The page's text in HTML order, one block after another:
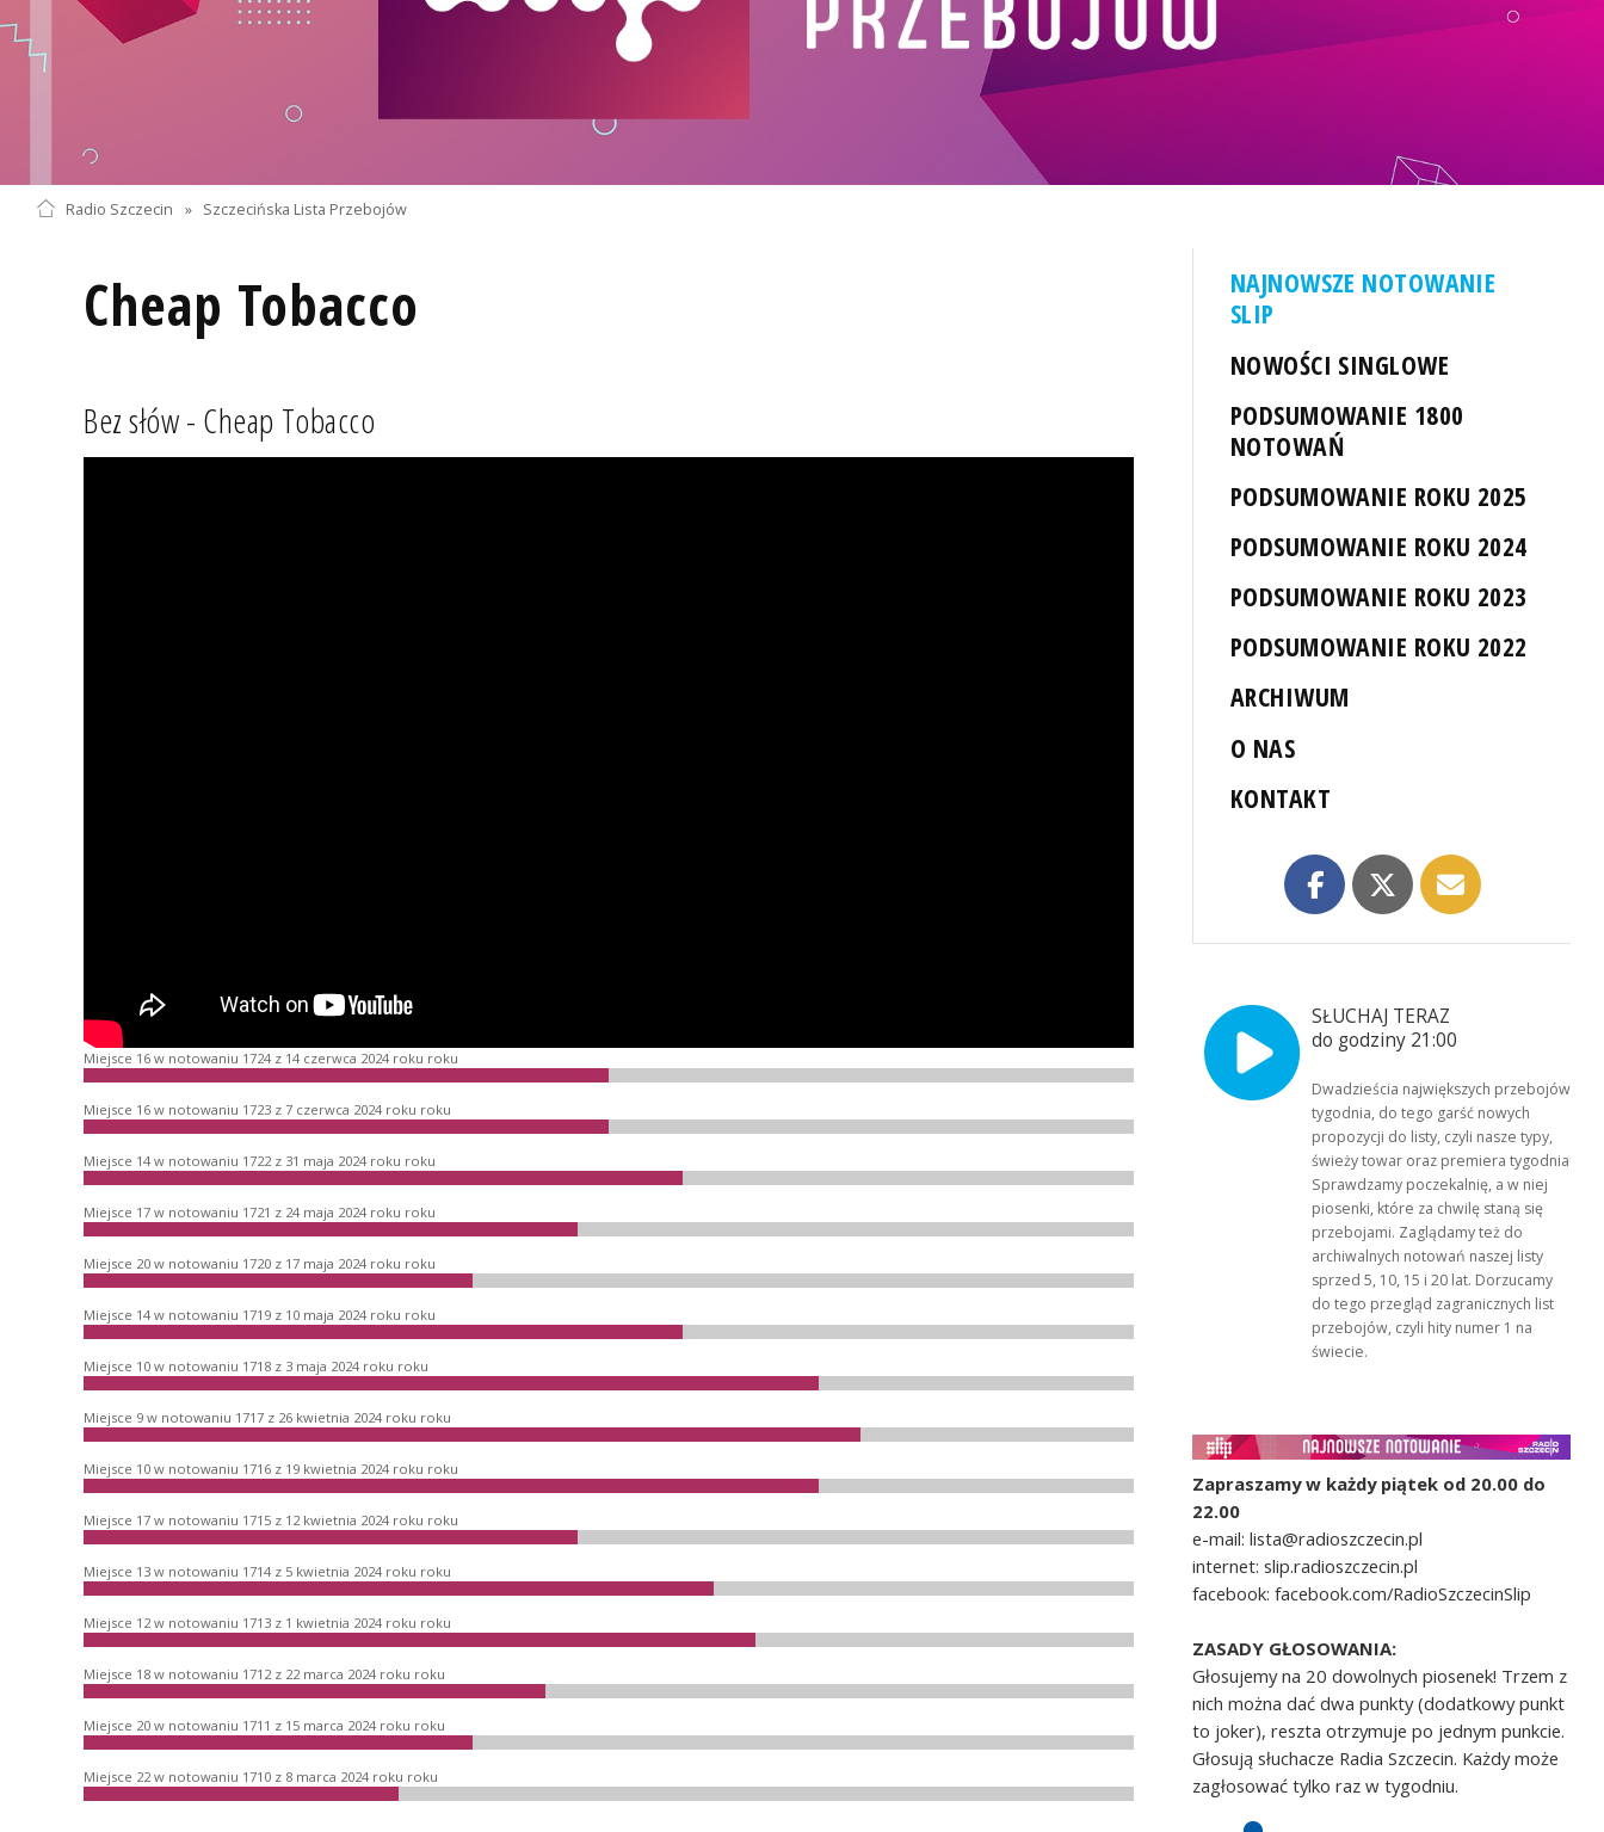
Radio Szczecin » Szczecińska Lista Przebojów
Cheap Tobacco
Bez słów - Cheap Tobacco
Miejsce 16 w notowaniu 1724 z 14 czerwca 2024 roku roku
Miejsce 16 w notowaniu 1723 z 7 czerwca 2024 roku roku
Miejsce 14 w notowaniu 1722 z 31 maja 2024 roku roku
Miejsce 17 w notowaniu 1721 z 24 maja 2024 roku roku
Miejsce 20 w notowaniu 1720 z 17 maja 2024 roku roku
Miejsce 14 w notowaniu 1719 z 10 maja 2024 roku roku
Miejsce 10 w notowaniu 1718 z 3 maja 2024 roku roku
Miejsce 9 w notowaniu 1717 z 26 kwietnia 2024 roku roku
Miejsce 10 w notowaniu 1716 z 19 kwietnia 2024 roku roku
Miejsce 17 w notowaniu 1715 z 12 kwietnia 2024 roku roku
Miejsce 13 w notowaniu 1714 z 5 kwietnia 2024 roku roku
Miejsce 12 w notowaniu 1713 z 1 kwietnia 2024 roku roku
Miejsce 18 w notowaniu 1712 z 22 marca 2024 roku roku
Miejsce 20 w notowaniu 1711 z 15 marca 2024 roku roku
Miejsce 22 w notowaniu 1710 z 8 marca 2024 roku roku
NAJNOWSZE NOTOWANIE
SLIP
NOWOŚCI SINGLOWE
PODSUMOWANIE 1800
NOTOWAŃ
PODSUMOWANIE ROKU 2025
PODSUMOWANIE ROKU 2024
PODSUMOWANIE ROKU 2023
PODSUMOWANIE ROKU 2022
ARCHIWUM
O NAS
KONTAKT
SŁUCHAJ TERAZ
do godziny 21:00
Dwadzieścia największych przebojów
tygodnia, do tego garść nowych
propozycji do listy, czyli nasze typy,
świeży towar oraz premiera tygodnia!
Sprawdzamy poczekalnię, a w niej
piosenki, które za chwilę staną się
przebojami. Zaglądamy też do
archiwalnych notowań naszej listy
sprzed 5, 10, 15 i 20 lat. Dorzucamy
do tego przegląd zagranicznych list
przebojów, czyli hity numer 1 na
świecie.
Zapraszamy w każdy piątek od 20.00 do
22.00
e-mail: lista@radioszczecin.pl
internet: slip.radioszczecin.pl
facebook: facebook.com/RadioSzczecinSlip
ZASADY GŁOSOWANIA:
Głosujemy na 20 dowolnych piosenek! Trzem z
nich można dać dwa punkty (dodatkowy punkt
to joker), reszta otrzymuje po jednym punkcie.
Głosują słuchacze Radia Szczecin. Każdy może
zagłosować tylko raz w tygodniu.